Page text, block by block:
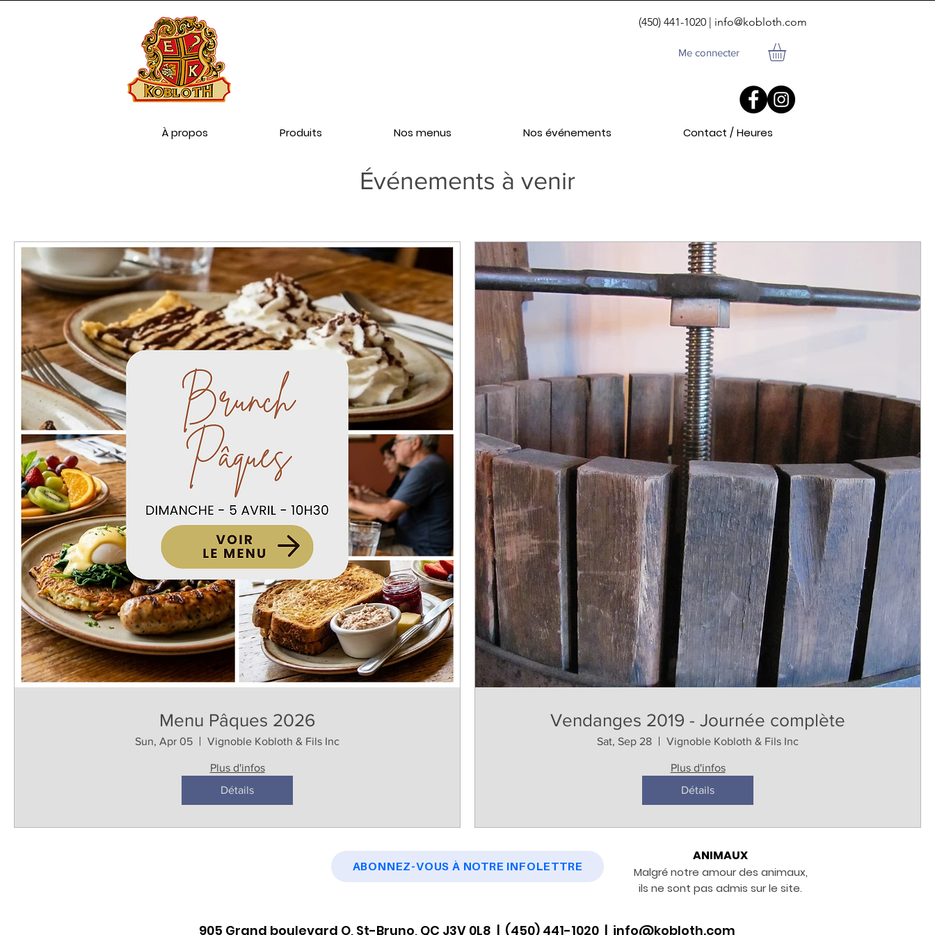
(450) 441-1020 | info@kobloth.com
Me connecter
À propos Produits Nos menus Nos événements Contact / Heures
Événements à venir
Menu Pâques 2026
Sun, Apr 05 Vignoble Kobloth & Fils Inc
Plus d'infos
Détails
Vendanges 2019 - Journée complète
Sat, Sep 28 Vignoble Kobloth & Fils Inc
Plus d'infos
Détails
ABONNEZ-VOUS À NOTRE INFOLETTRE
ANIMAUX
Malgré notre amour des animaux,
ils ne sont pas admis sur le site.
905 Grand boulevard O, St-Bruno, QC J3V 0L8 | (450) 441-1020 | info@kobloth.com